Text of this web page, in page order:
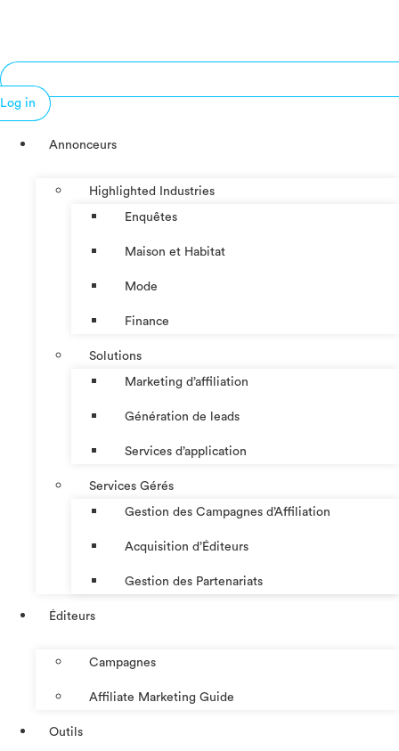
Log in
Annonceurs
Highlighted Industries
Enquêtes
Maison et Habitat
Mode
Finance
Solutions
Marketing d’affiliation
Génération de leads
Services d’application
Services Gérés
Gestion des Campagnes d’Affiliation​
Acquisition d’Éditeurs
Gestion des Partenariats
Éditeurs
Campagnes
Affiliate Marketing Guide
Outils